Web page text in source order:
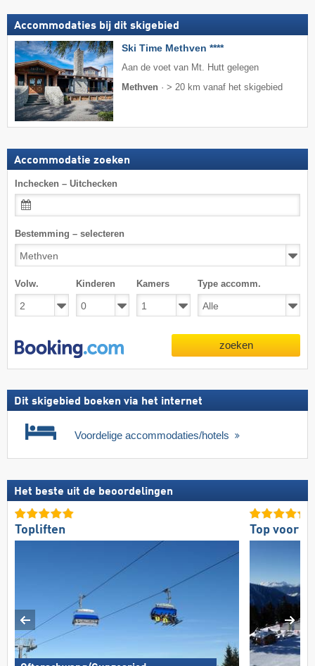
Accommodaties bij dit skigebied
Ski Time Methven ****
Aan de voet van Mt. Hutt gelegen
Methven · > 20 km vanaf het skigebied
Accommodatie zoeken
Inchecken – Uitchecken
Bestemming – selecteren
Volw. Kinderen Kamers Type accomm.
zoeken
Dit skigebied boeken via het internet
Voordelige accommodaties/hotels
Het beste uit de beoordelingen
Topliften Top voor